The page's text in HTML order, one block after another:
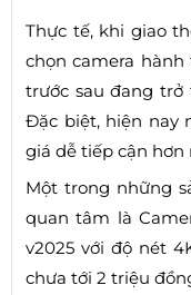
Thực tế, khi giao
chọn camera
trước sau đang trở
Đặc biệt, hiện nay
giá dễ tiếp cận hơn
Một trong những
quan tâm là
v2025 với độ nét
chưa tới 2 triệu